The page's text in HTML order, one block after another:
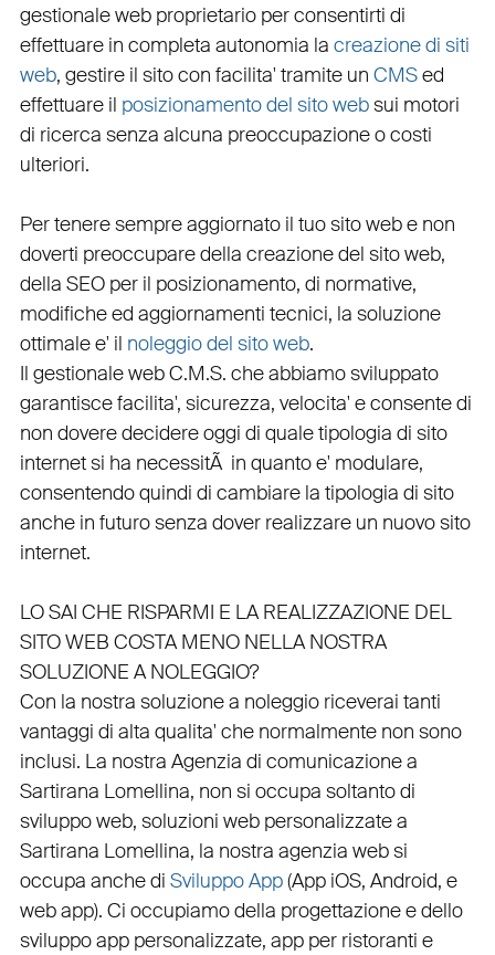
gestionale webproprietario per consentirti di
effettuare in completa autonomia la creazione di siti
web, gestire il sito con facilita' tramite un CMSed
effettuare il posizionamento del sito websui motori
di ricerca senza alcuna preoccupazione o costi
ulteriori.
Per tenere sempre aggiornato il tuo sito web e non
doverti preoccupare della creazione del sito web,
della SEOper il posizionamento, di normative,
modifiche ed aggiornamenti tecnici, la soluzione
ottimale e' il noleggio del sito web.
Il gestionale web C.M.S. che abbiamo sviluppato
garantiscefacilita', sicurezza, velocita' e consente di
non dovere decidere oggi di quale tipologia di sito
internet si ha necessitÃ in quanto e' modulare,
consentendo quindi di cambiare la tipologia di sito
anche in futuro senza dover realizzare un nuovo sito
internet.
LO SAI CHE RISPARMI E LA REALIZZAZIONE DEL
SITO WEB COSTA MENO NELLA NOSTRA
SOLUZIONE A NOLEGGIO?
Con la nostra soluzione a noleggio riceverai tanti
vantaggi di alta qualita' che normalmente non sono
inclusi. La nostra Agenzia di comunicazione a
Sartirana Lomellina, non si occupa soltanto di
sviluppo web, soluzioni web personalizzate a
Sartirana Lomellina, la nostra agenzia websi
occupa anche di Sviluppo App(App iOS, Android, e
web app). Ci occupiamo della progettazionee dello
sviluppo app personalizzate, app per ristoranti e